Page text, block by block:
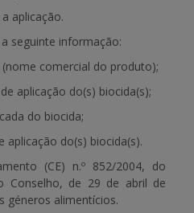
aplicação.
seguinte informação:
comercial do produto);
aplicação do(s) biocida(s);
do biocida;
aplicação do(s) biocida(s).
(CE) n.º 852/2004, do
Conselho, de 29 de abril de
géneros alimentícios.